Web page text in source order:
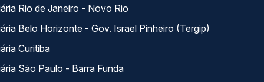
Rio de Janeiro - Novo Rio
Belo Horizonte - Gov. Israel Pinheiro (Tergip)
Curitiba
São Paulo - Barra Funda